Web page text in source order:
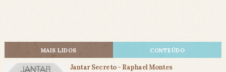
MAIS LIDOS CONTEÚDO
Jantar Secreto - Raphael Montes